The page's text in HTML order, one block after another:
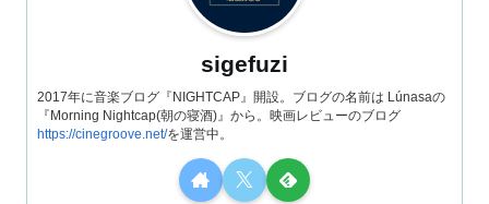
sigefuzi
2017年に音楽ブログ『NIGHTCAP』開設。ブログの名前は Lúnasaの
『Morning Nightcap(朝の寝酒)』から。映画レビューのブログ
https://cinegroove.net/を運営中。